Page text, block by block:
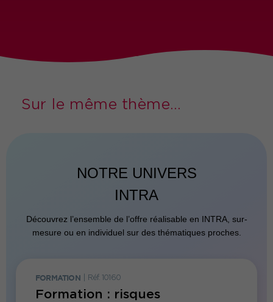
Sur le même thème...
NOTRE UNIVERS
INTRA
Découvrez l’ensemble de l’offre réalisable en INTRA, sur-
mesure ou en individuel sur des thématiques proches.
FORMATION Réf. 10160
Formation : risques